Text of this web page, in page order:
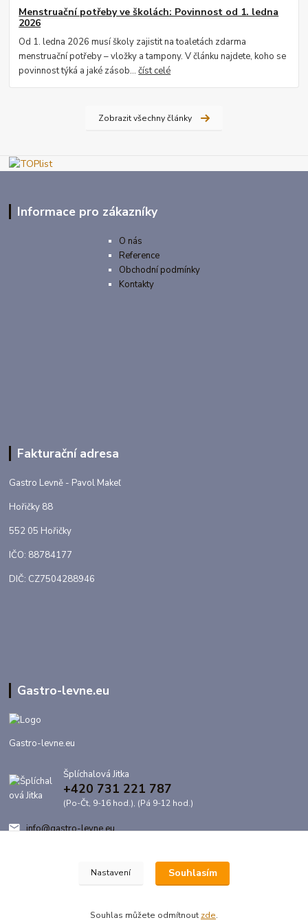
Menstruační potřeby ve školách: Povinnost od 1. ledna
2026
Od 1. ledna 2026 musí školy zajistit na toaletách zdarma
menstruační potřeby – vložky a tampony. V článku najdete, koho se
povinnost týká a jaké zásob...číst celé
Zobrazit všechny články
Informace pro zákazníky
O nás
Reference
Obchodní podmínky
Kontakty
Fakturační adresa
Gastro Levně - Pavol Makeľ
Hořičky 88
552 05 Hořičky
IČO: 88784177
DIČ: CZ7504288946
Gastro-levne.eu
Gastro-levne.eu
Šplíchalová Jitka
+420 731 221 787
(Po-Čt, 9-16 hod.), (Pá 9-12 hod.)
info@gastro-levne.eu
Nastavení Souhlasím
Souhlas můžete odmítnout zde.